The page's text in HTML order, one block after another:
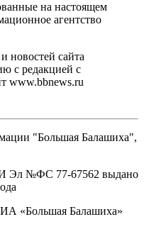
на настоящем
агентство
новостей сайта
с редакцией с
www.bbnews.ru
"Большая Балашиха",
Эл №ФС ‎77-67562 выдано
«Большая Балашиха»